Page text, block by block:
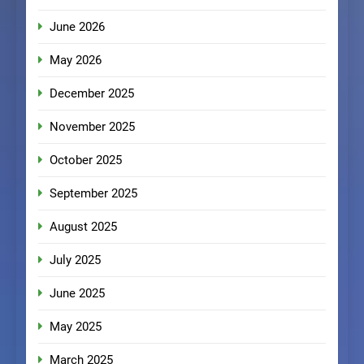
June 2026
May 2026
December 2025
November 2025
October 2025
September 2025
August 2025
July 2025
June 2025
May 2025
March 2025